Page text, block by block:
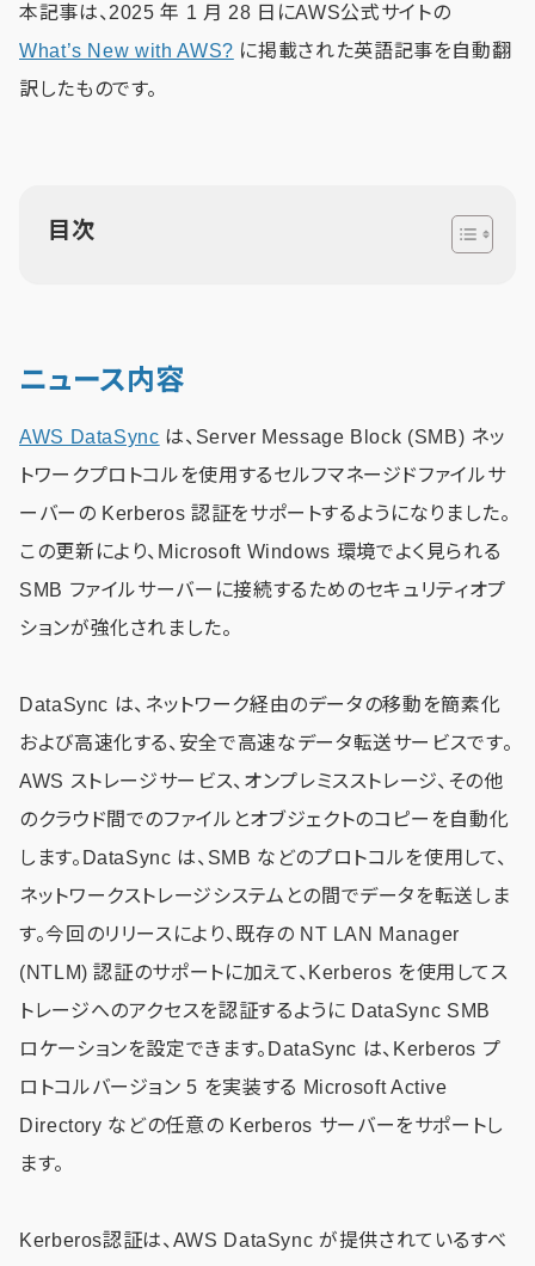
本記事は、2025 年 1 月 28 日にAWS公式サイトの
What’s New with AWS? に掲載された英語記事を自動翻
訳したものです。
目次
ニュース内容
AWS DataSync は、Server Message Block (SMB) ネッ
トワークプロトコルを使用するセルフマネージドファイルサ
ーバーの Kerberos 認証をサポートするようになりました。
この更新により、Microsoft Windows 環境でよく見られる
SMB ファイルサーバーに接続するためのセキュリティオプ
ションが強化されました。
DataSync は、ネットワーク経由のデータの移動を簡素化
および高速化する、安全で高速なデータ転送サービスです。
AWS ストレージサービス、オンプレミスストレージ、その他
のクラウド間でのファイルとオブジェクトのコピーを自動化
します。DataSync は、SMB などのプロトコルを使用して、
ネットワークストレージシステムとの間でデータを転送しま
す。今回のリリースにより、既存の NT LAN Manager
(NTLM) 認証のサポートに加えて、Kerberos を使用してス
トレージへのアクセスを認証するように DataSync SMB
ロケーションを設定できます。DataSync は、Kerberos プ
ロトコルバージョン 5 を実装する Microsoft Active
Directory などの任意の Kerberos サーバーをサポートし
ます。
Kerberos認証は、AWS DataSync が提供されているすべ